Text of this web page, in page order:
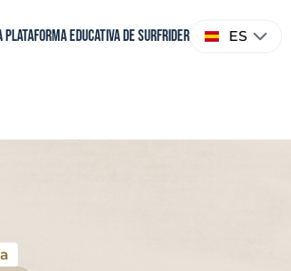
plataforma educativa de SurfriderElegir
un
ES